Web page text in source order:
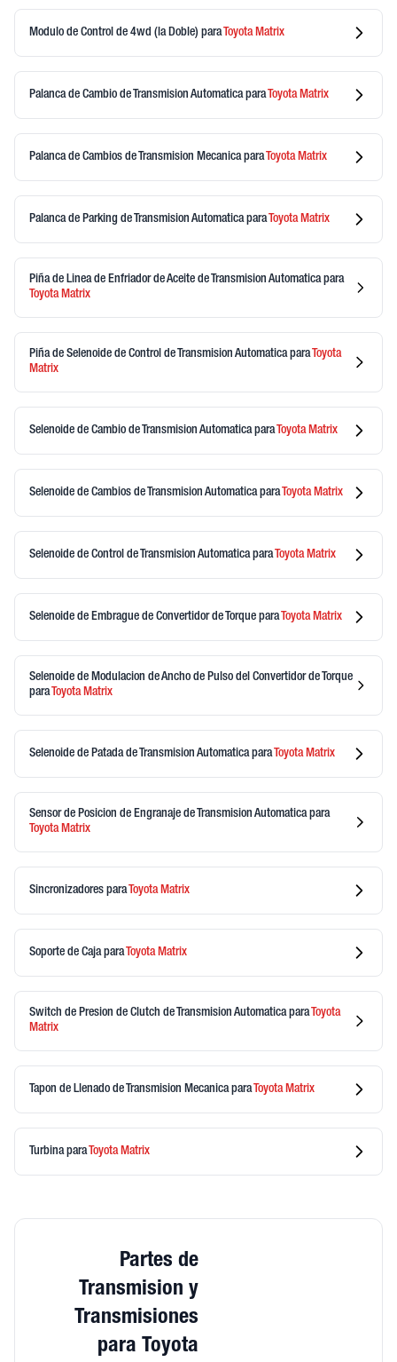
Modulo de Control de 4wd (la Doble) paraToyotaMatrix
Palanca de Cambio de Transmision AutomaticaparaToyotaMatrix
Palanca de Cambios de Transmision MecanicaparaToyotaMatrix
Palanca de Parking de Transmision AutomaticaparaToyotaMatrix
Piña de Linea de Enfriador de Aceite de Transmision Automatica para
ToyotaMatrix
Piña de Selenoide de Control de Transmision Automatica para Toyota
Matrix
Selenoide de Cambio de Transmision AutomaticaparaToyotaMatrix
Selenoide de Cambios de Transmision AutomaticaparaToyotaMatrix
Selenoide de Control de Transmision AutomaticaparaToyotaMatrix
Selenoide de Embrague de Convertidor de Torque paraToyotaMatrix
Selenoide de Modulacion de Ancho de Pulso del Convertidor de Torque
para ToyotaMatrix
Selenoide de Patada de Transmision AutomaticaparaToyotaMatrix
Sensor de Posicion de Engranaje de Transmision Automatica para
ToyotaMatrix
Sincronizadores paraToyotaMatrix
Soporte de CajaparaToyotaMatrix
Switch de Presion de Clutch de Transmision Automatica para Toyota
Matrix
Tapon de Llenado de Transmision MecanicaparaToyotaMatrix
TurbinaparaToyotaMatrix
Partes de
Transmision y
Transmisiones
para Toyota